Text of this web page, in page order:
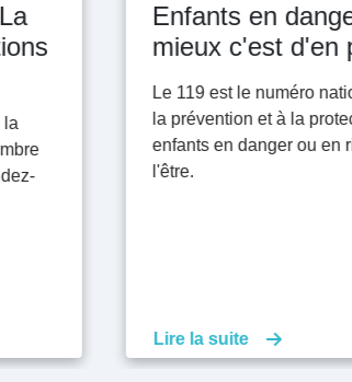
Enfants en danger ? Le
mieux c'est d'en parler.
Le 119 est le numéro national dédié à
la prévention et à la protection des
enfants en danger ou en risque de